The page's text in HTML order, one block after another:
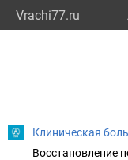
Vrachi77.ru
Клиническая
Восстановление